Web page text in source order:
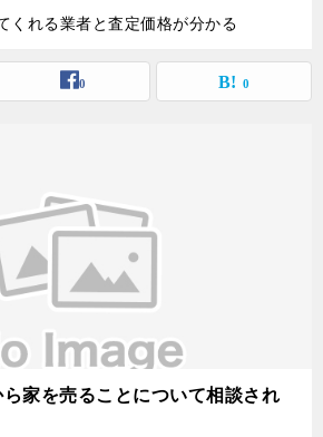
れる業者と査定価格が分かる
0 0
ら家を売ることについて相談され